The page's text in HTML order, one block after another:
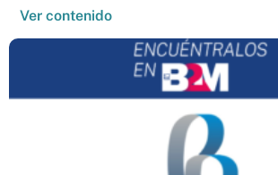
Ver contenido